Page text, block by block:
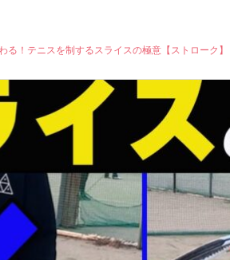
る！テニスを制するスライスの極意【ストローク】